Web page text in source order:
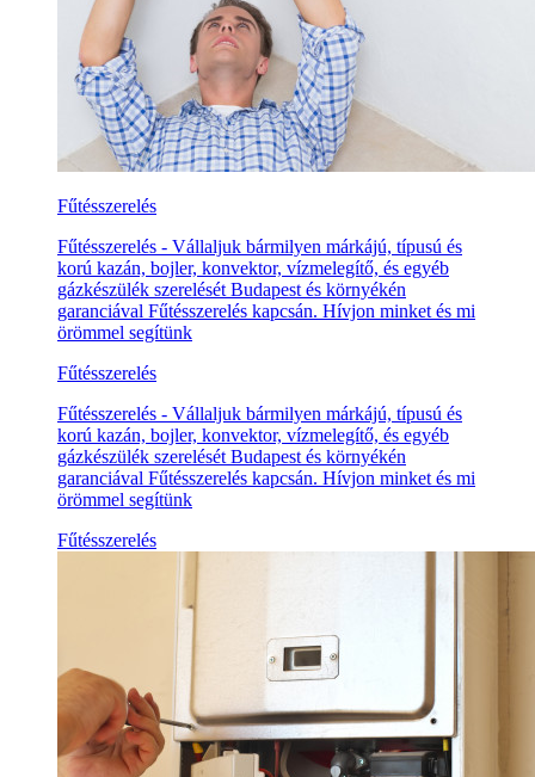
Fűtésszerelés
Fűtésszerelés - Vállaljuk bármilyen márkájú, típusú és
korú kazán, bojler, konvektor, vízmelegítő, és egyéb
gázkészülék szerelését Budapest és környékén
garanciával Fűtésszerelés kapcsán. Hívjon minket és mi
örömmel segítünk
Fűtésszerelés
Fűtésszerelés - Vállaljuk bármilyen márkájú, típusú és
korú kazán, bojler, konvektor, vízmelegítő, és egyéb
gázkészülék szerelését Budapest és környékén
garanciával Fűtésszerelés kapcsán. Hívjon minket és mi
örömmel segítünk
Fűtésszerelés